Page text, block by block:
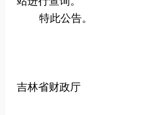
特此公告。
吉林省财政厅